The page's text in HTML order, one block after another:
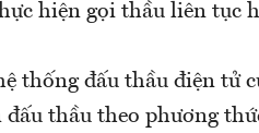
hiện gọi thầu liên tục
thống đấu thầu điện tử
thầu theo phương